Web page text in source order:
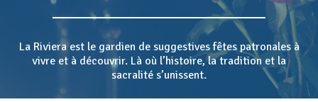
La Riviera est le gardien de suggestives fêtes patronales à
vivre et à découvrir. Là où l’histoire, la tradition et la
sacralité s’unissent.